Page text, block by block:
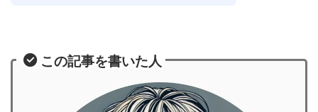
この記事を書いた人